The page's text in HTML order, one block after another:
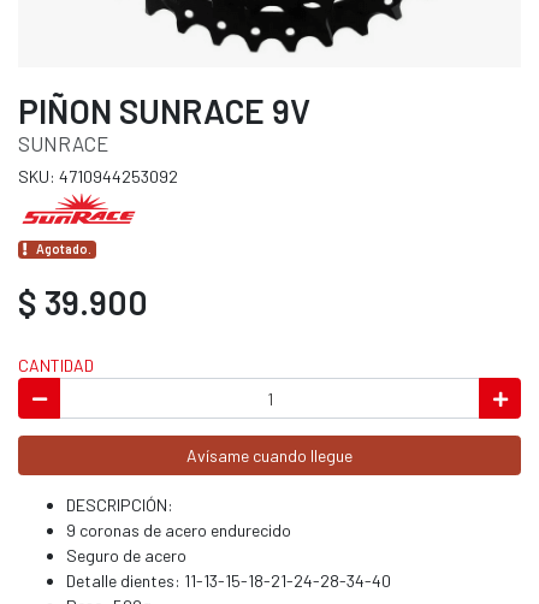
PIÑON SUNRACE 9V
SUNRACE
SKU: 4710944253092
Agotado.
$ 39.900
CANTIDAD
Avísame cuando llegue
DESCRIPCIÓN:
9 coronas de acero endurecido
Seguro de acero
Detalle dientes: 11-13-15-18-21-24-28-34-40